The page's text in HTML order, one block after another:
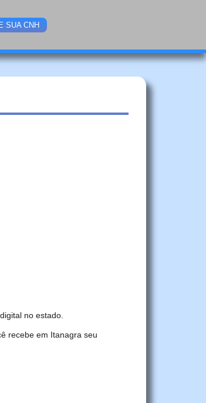
SUA CNH
no estado.
recebe em Itanagra seu